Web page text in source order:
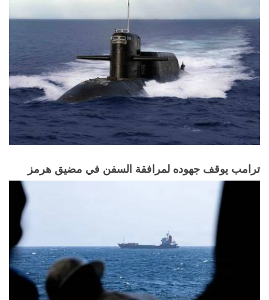
ترامب يوقف جهوده لمرافقة السفن في مضيق هرمز